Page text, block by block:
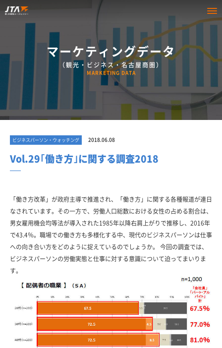
マーケティングデータ
（観光・ビジネス・名古屋商圏）
MARKETING DATA
ビジネスパーソン・ウォッチング 2018.06.08
Vol.29｢働き方｣に関する調査2018
「働き方改革」が政府主導で推進され、「働き方」に関する各種報道が連日
なされています。その一方で、労働人口総数における女性の占める割合は、
男女雇用機会均等法が導入された1985年以降右肩上がりで推移し、2016年
で43.4％。職場での働き方も多様化する中、現代のビジネスパーソンは仕事
への向き合い方をどのように捉えているのでしょうか。 今回の調査では、
ビジネスパーソンの労働実態と仕事に対する意識について迫ってまいりま
す。